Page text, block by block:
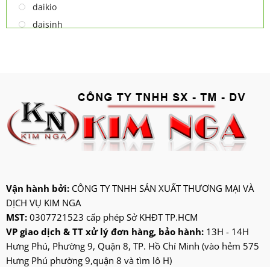
daikio
daisinh
ifan
jatec
jiplai
kangaroo
kangen
kdk
ktp
lifan
Vận hành bởi: CÔNG TY TNHH SẢN XUẤT THƯƠNG MẠI VÀ
DỊCH VỤ KIM NGA
MST: 0307721523 cấp phép Sở KHĐT TP.HCM
VP giao dịch & TT xử lý đơn hàng, bảo hành:13H - 14H
Hưng Phú, Phường 9, Quận 8, TP. Hồ Chí Minh (vào hẻm 575
Hưng Phú phường 9,quận 8 và tìm lô H)